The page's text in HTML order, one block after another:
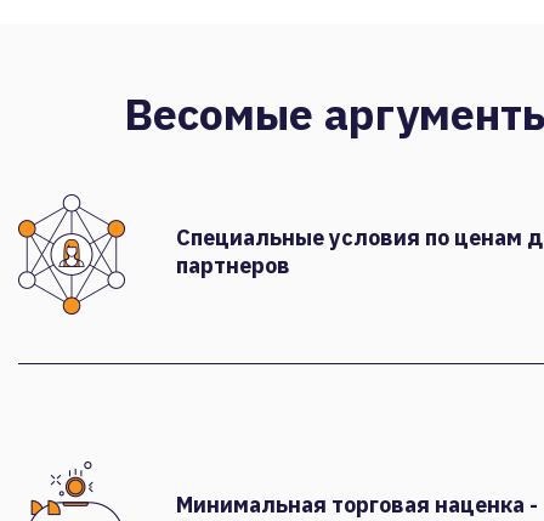
Весомые
Специальные условия по ценам
партнеров
Минимальная торговая наценка